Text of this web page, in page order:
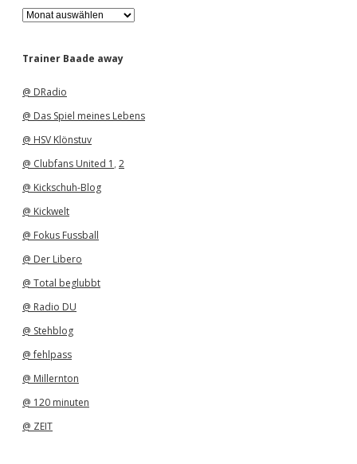
A
r
h
Trainer Baade away
@ DRadio
@ Das Spiel meines Lebens
@ HSV Klönstuv
@ Clubfans United 1 , 2
@ Kickschuh-Blog
@ Kickwelt
@ Fokus Fussball
@ Der Libero
@ Total beglubbt
@ Radio DU
@ Stehblog
@ fehlpass
@ Millernton
@ 120 minuten
@ ZEIT